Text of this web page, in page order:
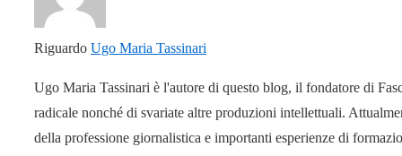
Riguardo Ugo Maria Tassinari
Ugo Maria Tassinari è l'autore di questo blog, il fondatore di
radicale nonché di svariate altre produzioni intellettuali.
della professione giornalistica e importanti esperienze di